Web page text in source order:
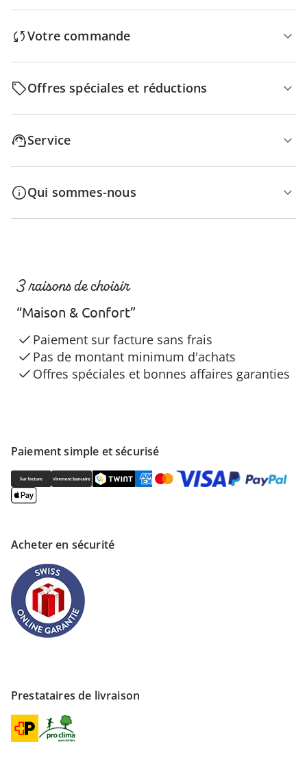
Votre commande
Offres spéciales et réductions
Service
Qui sommes-nous
Paiement simple et sécurisé
Acheter en sécurité
Prestataires de livraison
3 raisons de choisir
“Maison & Confort”
Paiement sur facture sans frais
Pas de montant minimum d'achats
Offres spéciales et bonnes affaires garanties